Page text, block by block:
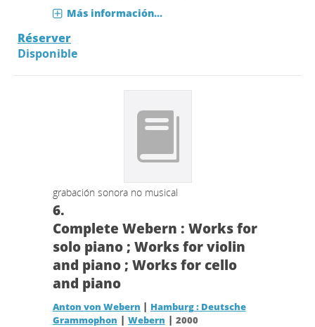
Más información...
Réserver
Disponible
grabación sonora no musical
6.
Complete Webern : Works for
solo piano ; Works for violin
and piano ; Works for cello
and piano
Anton von Webern | Hamburg : Deutsche
Grammophon | Webern | 2000